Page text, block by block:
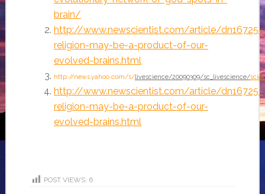
brain/
http://www.newscientist.com/article/dn16725-
religion-may-be-a-product-of-our-
evolved-brains.html
http://news.yahoo.com/s/livescience/20090309/sc_livescience/
http://www.newscientist.com/article/dn16725-
religion-may-be-a-product-of-our-
evolved-brains.html
POST VIEWS: 6